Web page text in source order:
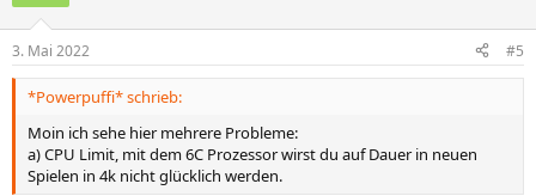
e
n
3. Mai 2022 #5
*Powerpuffi* schrieb:
Moin ich sehe hier mehrere Probleme:
a) CPU Limit, mit dem 6C Prozessor wirst du auf Dauer in neuen
Spielen in 4k nicht glücklich werden.